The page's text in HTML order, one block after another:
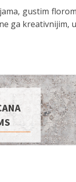
gustim
ga kreativnijim,